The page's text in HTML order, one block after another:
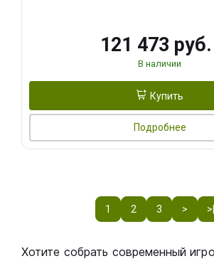
121 473 руб.
В наличии
Купить
Подробнее
1 2 3 > >|
Хотите собрать современный